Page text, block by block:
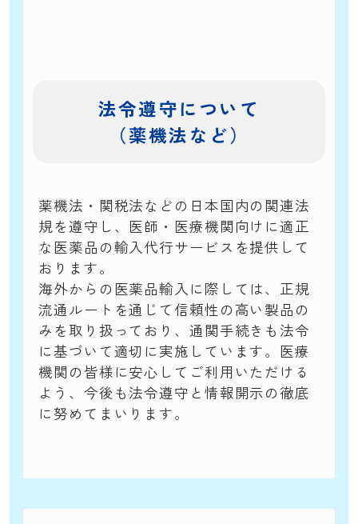
法令遵守について
（薬機法など）
薬機法・関税法などの日本国内の関連法
規を遵守し、医師・医療機関向けに適正
な医薬品の輸入代行サービスを提供して
おります。
海外からの医薬品輸入に際しては、正規
流通ルートを通じて信頼性の高い製品の
みを取り扱っており、通関手続きも法令
に基づいて適切に実施しています。医療
機関の皆様に安心してご利用いただける
よう、今後も法令遵守と情報開示の徹底
に努めてまいります。